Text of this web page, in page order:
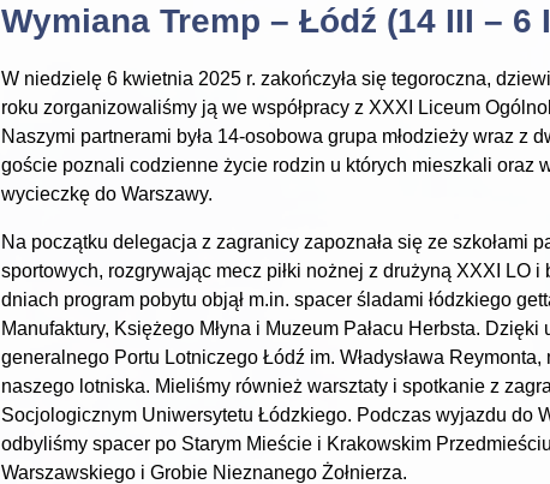
Wymiana Tremp – Łódź (14 III – 6
W niedzielę 6 kwietnia 2025 r. zakończyła się tegoroczna,
roku zorganizowaliśmy ją we współpracy z XXXI Liceum
Naszymi partnerami była 14-osobowa grupa młodzieży wraz z
goście poznali codzienne życie rodzin u których mieszkali oraz
wycieczkę do Warszawy.
Na początku delegacja z zagranicy zapoznała się ze szkołami
sportowych, rozgrywając mecz piłki nożnej z drużyną XXXI LO
dniach program pobytu objął m.in. spacer śladami łódzkiego
Manufaktury, Księżego Młyna i Muzeum Pałacu Herbsta.
generalnego Portu Lotniczego Łódź im. Władysława
naszego lotniska. Mieliśmy również warsztaty i spotkanie z
Socjologicznym Uniwersytetu Łódzkiego. Podczas wyjazdu do
odbyliśmy spacer po Starym Mieście i Krakowskim
Warszawskiego i Grobie Nieznanego Żołnierza.